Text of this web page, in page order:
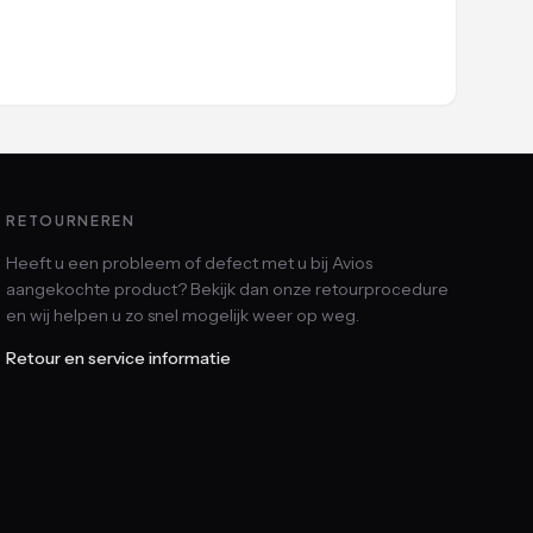
RETOURNEREN
Heeft u een probleem of defect met u bij Avios
aangekochte product? Bekijk dan onze retourprocedure
en wij helpen u zo snel mogelijk weer op weg.
Retour en service informatie